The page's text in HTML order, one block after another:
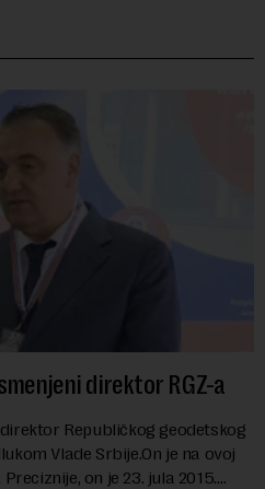
direktor RGZ-a
Republičkog geodetskog
Vlade Srbije.On je na ovoj
on je 23. jula 2015.